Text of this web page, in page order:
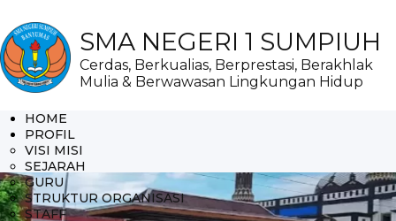
SMA NEGERI 1 SUMPIUH
Cerdas, Berkualias, Berprestasi, Berakhlak
Mulia & Berwawasan Lingkungan Hidup
HOME
PROFIL
VISI MISI
SEJARAH
GURU
STRUKTUR ORGANISASI
STAFF